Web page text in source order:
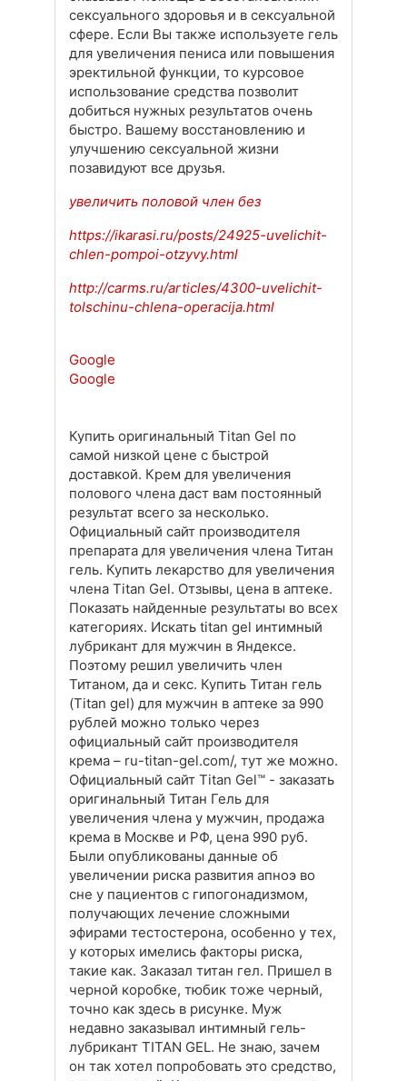
сексуального здоровья и в сексуальной
сфере. Если Вы также используете гель
для увеличения пениса или повышения
эректильной функции, то курсовое
использование средства позволит
добиться нужных результатов очень
быстро. Вашему восстановлению и
улучшению сексуальной жизни
позавидуют все друзья.
увеличить половой член без
https://ikarasi.ru/posts/24925-uvelichit-
chlen-pompoi-otzyvy.html
http://carms.ru/articles/4300-uvelichit-
tolschinu-chlena-operacija.html
Google
Google
Купить оригинальный Titan Gel по
самой низкой цене с быстрой
доставкой. Крем для увеличения
полового члена даст вам постоянный
результат всего за несколько.
Официальный сайт производителя
препарата для увеличения члена Титан
гель. Купить лекарство для увеличения
члена Titan Gel. Отзывы, цена в аптеке.
Показать найденные результаты во всех
категориях. Искать titan gel интимный
лубрикант для мужчин в Яндексе.
Поэтому решил увеличить член
Титаном, да и секс. Купить Титан гель
(Titan gel) для мужчин в аптеке за 990
рублей можно только через
официальный сайт производителя
крема – ru-titan-gel.com/, тут же можно.
Официальный сайт Titan Gel™ - заказать
оригинальный Титан Гель для
увеличения члена у мужчин, продажа
крема в Москве и РФ, цена 990 руб.
Были опубликованы данные об
увеличении риска развития апноэ во
сне у пациентов с гипогонадизмом,
получающих лечение сложными
эфирами тестостерона, особенно у тех,
у которых имелись факторы риска,
такие как. Заказал титан гел. Пришел в
черной коробке, тюбик тоже черный,
точно как здесь в рисунке. Муж
недавно заказывал интимный гель-
лубрикант TITAN GEL. Не знаю, зачем
он так хотел попробовать это средство,